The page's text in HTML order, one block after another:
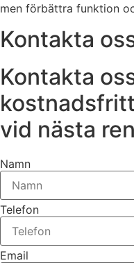
men förbättra funktion
Kontakta
Kontakta
vid nästa
Namn
Telefon
Email